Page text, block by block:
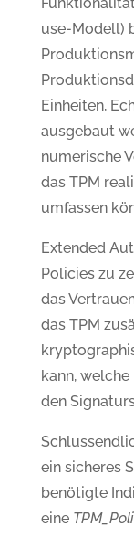
use-Modell)
Einheiten,
ausgebaut
numerische
das TPM
umfassen
Extended
Policies zu
das
das TPM
kann,
den
ein sicheres
benötigte
eine